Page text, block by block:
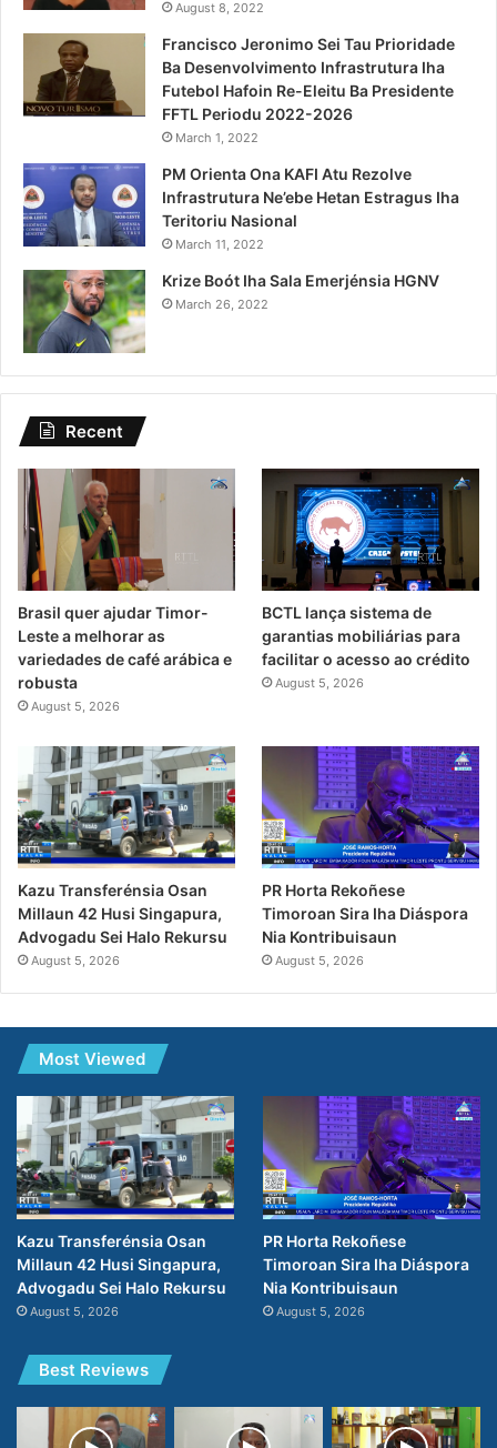
August 8, 2022
Francisco Jeronimo Sei Tau Prioridade
Ba Desenvolvimento Infrastrutura Iha
Futebol Hafoin Re-Eleitu Ba Presidente
FFTL Periodu 2022-2026
March 1, 2022
PM Orienta Ona KAFI Atu Rezolve
Infrastrutura Ne’ebe Hetan Estragus Iha
Teritoriu Nasional
March 11, 2022
Krize Boót Iha Sala Emerjénsia HGNV
March 26, 2022
Recent
Brasil quer ajudar Timor-
Leste a melhorar as
variedades de café arábica e
robusta
August 5, 2026
BCTL lança sistema de
garantias mobiliárias para
facilitar o acesso ao crédito
August 5, 2026
Kazu Transferénsia Osan
Millaun 42 Husi Singapura,
Advogadu Sei Halo Rekursu
August 5, 2026
PR Horta Rekoñese
Timoroan Sira Iha Diáspora
Nia Kontribuisaun
August 5, 2026
Most Viewed
Kazu Transferénsia Osan
Millaun 42 Husi Singapura,
Advogadu Sei Halo Rekursu
August 5, 2026
PR Horta Rekoñese
Timoroan Sira Iha Diáspora
Nia Kontribuisaun
August 5, 2026
Best Reviews